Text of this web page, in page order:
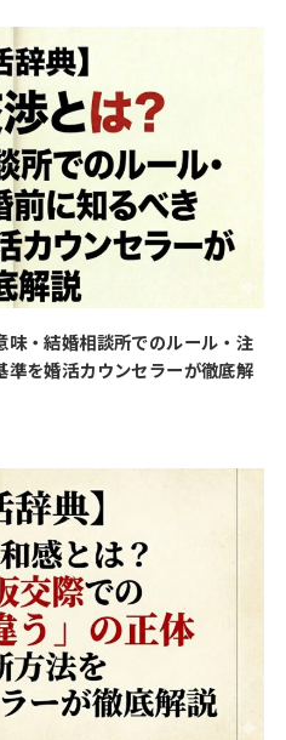
味・結婚相談所でのルール・注
を婚活カウンセラーが徹底解